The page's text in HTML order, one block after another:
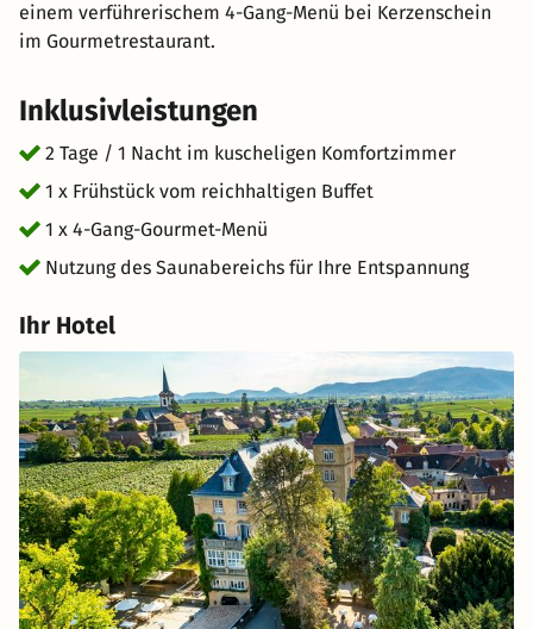
einem verführerischem 4-Gang-Menü bei Kerzenschein
im Gourmetrestaurant.
Inklusivleistungen
2 Tage / 1 Nacht im kuscheligen Komfortzimmer
1 x Frühstück vom reichhaltigen Buffet
1 x 4-Gang-Gourmet-Menü
Nutzung des Saunabereichs für Ihre Entspannung
Ihr Hotel